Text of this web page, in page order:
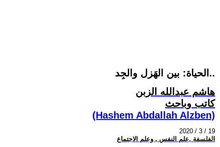
الحياة: بين الهَزل والجِد..
هاشم عبدالله الزبن
كاتب وباحث
(Hashem Abdallah Alzben)
2020 / 3 / 19
الفلسفة ,علم النفس , وعلم الاجتماع